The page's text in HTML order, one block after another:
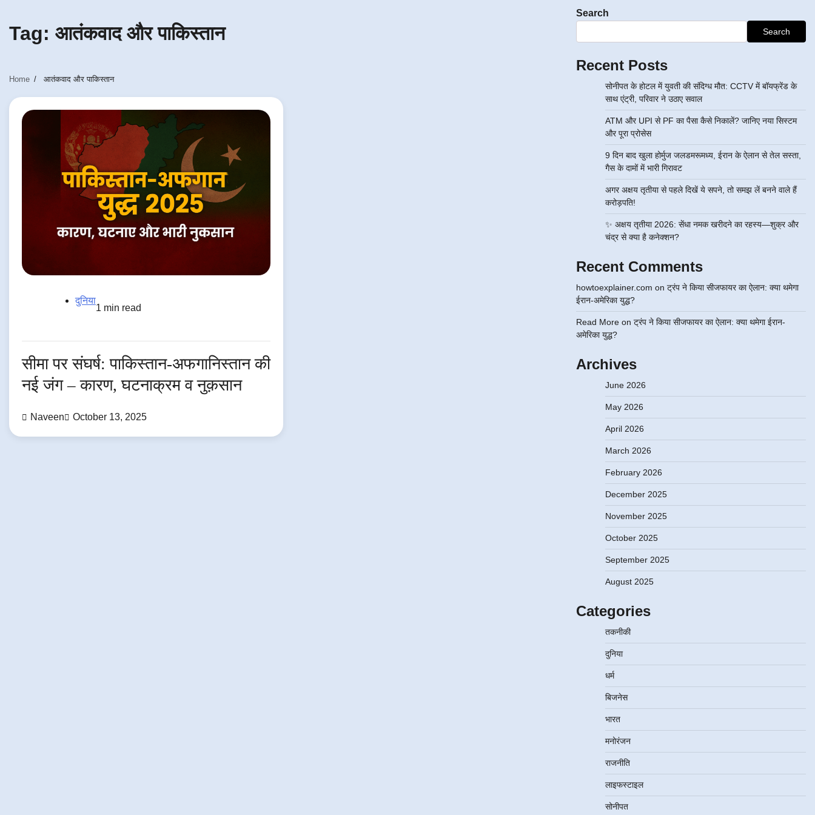
Tag: आतंकवाद और पाकिस्तान
Home आतंकवाद और पाकिस्तान
दुनिया
1 min read
सीमा पर संघर्ष: पाकिस्तान-अफगानिस्तान की
नई जंग – कारण, घटनाक्रम व नुक़सान
Naveen October 13, 2025
Search
Search
Recent Posts
सोनीपत के होटल में युवती की संदिग्ध मौत: CCTV में बॉयफ्रेंड के
साथ एंट्री, परिवार ने उठाए सवाल
ATM और UPI से PF का पैसा कैसे निकालें? जानिए नया सिस्टम
और पूरा प्रोसेस
9 दिन बाद खुला होर्मुज जलडमरूमध्य, ईरान के ऐलान से तेल सस्ता,
गैस के दामों में भारी गिरावट
अगर अक्षय तृतीया से पहले दिखें ये सपने, तो समझ लें बनने वाले हैं
करोड़पति!
✨ अक्षय तृतीया 2026: सेंधा नमक खरीदने का रहस्य—शुक्र और
चंद्र से क्या है कनेक्शन?
Recent Comments
howtoexplainer.com on ट्रंप ने किया सीजफायर का ऐलान: क्या थमेगा
ईरान-अमेरिका युद्ध?
Read Moreon ट्रंप ने किया सीजफायर का ऐलान: क्या थमेगा ईरान-
अमेरिका युद्ध?
Archives
June 2026
May 2026
April 2026
March 2026
February 2026
December 2025
November 2025
October 2025
September 2025
August 2025
Categories
तकनीकी
दुनिया
धर्म
बिजनेस
भारत
मनोरंजन
राजनीति
लाइफस्टाइल
सोनीपत